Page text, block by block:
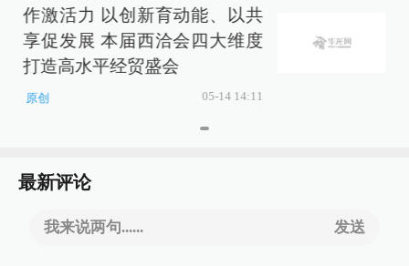
作激活力 以创新育动能、以共
享促发展 本届西洽会四大维度
打造高水平经贸盛会
原创 05-14 14:11
最新评论
我来说两句...... 发送